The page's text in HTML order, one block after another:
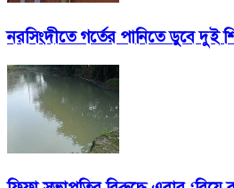
নরসিংদীতে গর্তের পানিতে ডুবে দুই